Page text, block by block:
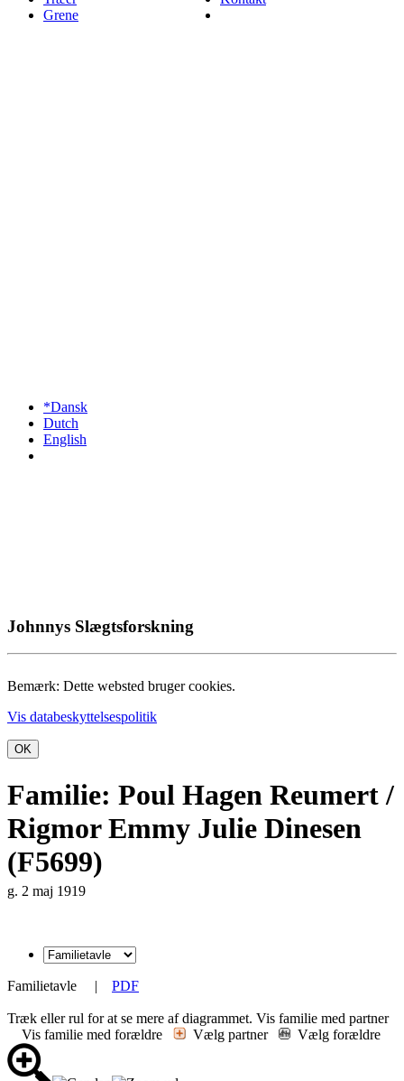
Grene
*Dansk
Dutch
English
Johnnys Slægtsforskning
Bemærk: Dette websted bruger cookies.
Vis databeskyttelsespolitik
OK
Familie: Poul Hagen Reumert /
Rigmor Emmy Julie Dinesen
(F5699)
g. 2 maj 1919
Familietavle | PDF
Træk eller rul for at se mere af diagrammet. Vis familie med partner
Vis familie med forældre
Vælg partner Vælg forældre